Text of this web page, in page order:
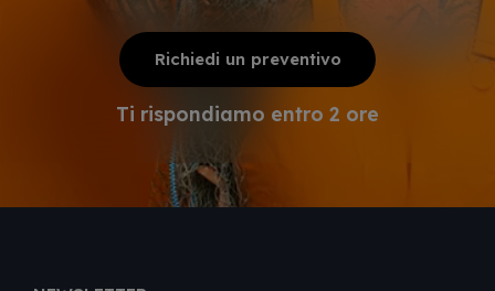
Richiedi un preventivo
Ti rispondiamo entro 2 ore